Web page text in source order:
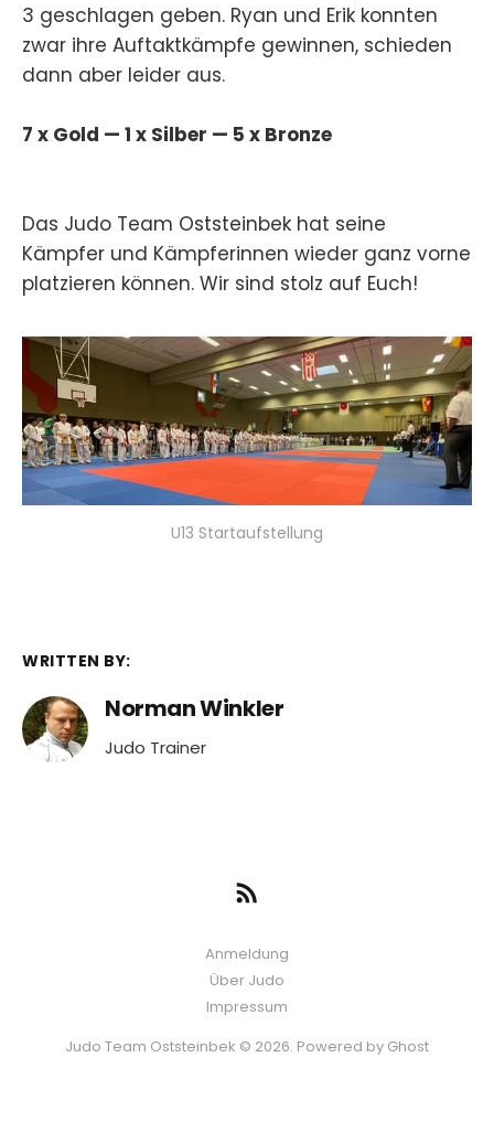
3 geschlagen geben. Ryan und Erik konnten
zwar ihre Auftaktkämpfe gewinnen, schieden
dann aber leider aus.
7 x Gold — 1 x Silber — 5 x Bronze
Das Judo Team Oststeinbek hat seine
Kämpfer und Kämpferinnen wieder ganz vorne
platzieren können. Wir sind stolz auf Euch!
U13 Startaufstellung
WRITTEN BY:
Norman Winkler
Judo Trainer
Anmeldung
Über Judo
Impressum
Judo Team Oststeinbek © 2026. Powered by Ghost